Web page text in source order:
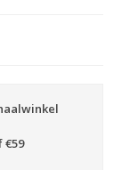
€59